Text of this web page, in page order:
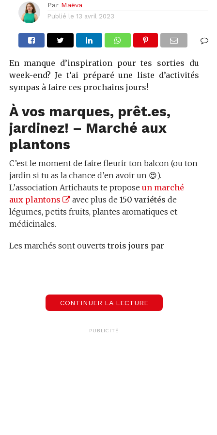
Par Maëva
Publié le 13 avril 2023
En manque d’inspiration pour tes sorties du
week-end? Je t’ai préparé une liste d’activités
sympas à faire ces prochains jours!
À vos marques, prêt.es,
jardinez! – Marché aux
plantons
C’est le moment de faire fleurir ton balcon (ou ton
jardin si tu as la chance d’en avoir un 😍).
L’association Artichauts te propose un marché
aux plantons
avec plus de150 variétés de
légumes, petits fruits, plantes aromatiques et
médicinales.
Les marchés sont ouverts trois jours par
Serre du parc Beaulieu
CONTINUER LA LECTURE
PUBLICITÉ